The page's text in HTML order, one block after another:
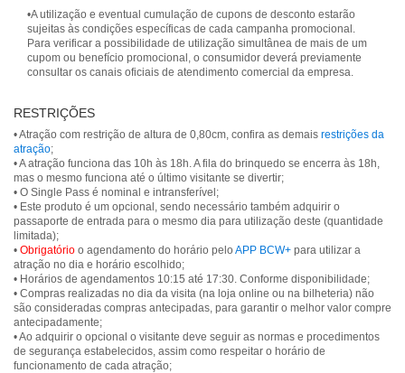
•A utilização e eventual cumulação de cupons de desconto estarão
sujeitas às condições específicas de cada campanha promocional.
Para verificar a possibilidade de utilização simultânea de mais de um
cupom ou benefício promocional, o consumidor deverá previamente
consultar os canais oficiais de atendimento comercial da empresa.
RESTRIÇÕES
• Atração com restrição de altura de 0,80cm, confira as demais restrições da
atração;
• A atração funciona das 10h às 18h. A fila do brinquedo se encerra às 18h,
mas o mesmo funciona até o último visitante se divertir;
• O Single Pass é nominal e intransferível;
• Este produto é um opcional, sendo necessário também adquirir o
passaporte de entrada para o mesmo dia para utilização deste (quantidade
limitada);
• Obrigatório o agendamento do horário pelo APP BCW+ para utilizar a
atração no dia e horário escolhido;
• Horários de agendamentos 10:15 até 17:30. Conforme disponibilidade;
• Compras realizadas no dia da visita (na loja online ou na bilheteria) não
são consideradas compras antecipadas, para garantir o melhor valor compre
antecipadamente;
• Ao adquirir o opcional o visitante deve seguir as normas e procedimentos
de segurança estabelecidos, assim como respeitar o horário de
funcionamento de cada atração;